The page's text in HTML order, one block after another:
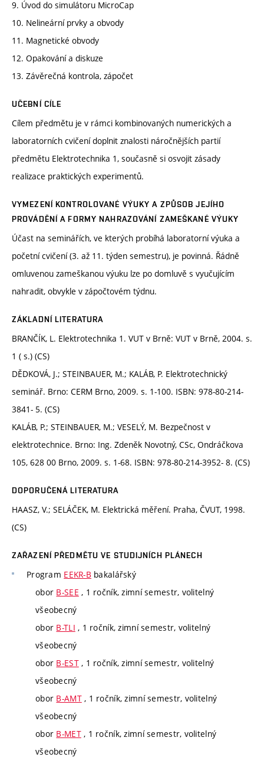
9. Úvod do simulátoru MicroCap
10. Nelineární prvky a obvody
11. Magnetické obvody
12. Opakování a diskuze
13. Závěrečná kontrola, zápočet
UČEBNÍ CÍLE
Cílem předmětu je v rámci kombinovaných numerických a
laboratorních cvičení doplnit znalosti náročnějších partií
předmětu Elektrotechnika 1, současně si osvojit zásady
realizace praktických experimentů.
VYMEZENÍ KONTROLOVANÉ VÝUKY A ZPŮSOB JEJÍHO
PROVÁDĚNÍ A FORMY NAHRAZOVÁNÍ ZAMEŠKANÉ VÝUKY
Účast na seminářích, ve kterých probíhá laboratorní výuka a
početní cvičení (3. až 11. týden semestru), je povinná. Řádně
omluvenou zameškanou výuku lze po domluvě s vyučujícím
nahradit, obvykle v zápočtovém týdnu.
ZÁKLADNÍ LITERATURA
BRANČÍK, L. Elektrotechnika 1. VUT v Brně: VUT v Brně, 2004. s.
1 ( s.) (CS)
DĚDKOVÁ, J.; STEINBAUER, M.; KALÁB, P. Elektrotechnický
seminář. Brno: CERM Brno, 2009. s. 1-100. ISBN: 978-80-214-
3841- 5. (CS)
KALÁB, P.; STEINBAUER, M.; VESELÝ, M. Bezpečnost v
elektrotechnice. Brno: Ing. Zdeněk Novotný, CSc, Ondráčkova
105, 628 00 Brno, 2009. s. 1-68. ISBN: 978-80-214-3952- 8. (CS)
DOPORUČENÁ LITERATURA
HAASZ, V.; SELÁČEK, M. Elektrická měření. Praha, ČVUT, 1998.
(CS)
ZAŘAZENÍ PŘEDMĚTU VE STUDIJNÍCH PLÁNECH
Program EEKR-B bakalářský
obor B-SEE , 1 ročník, zimní semestr, volitelný
všeobecný
obor B-TLI , 1 ročník, zimní semestr, volitelný
všeobecný
obor B-EST, 1 ročník, zimní semestr, volitelný
všeobecný
obor B-AMT, 1 ročník, zimní semestr, volitelný
všeobecný
obor B-MET, 1 ročník, zimní semestr, volitelný
všeobecný